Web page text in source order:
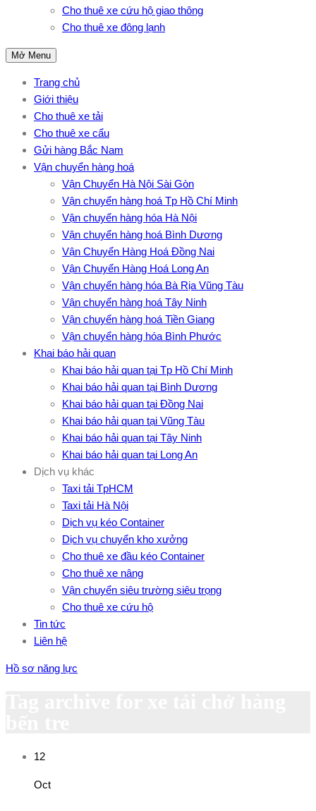
Cho thuê xe cứu hộ giao thông
Cho thuê xe đông lạnh
Mở Menu
Trang chủ
Giới thiệu
Cho thuê xe tải
Cho thuê xe cẩu
Gửi hàng Bắc Nam
Vận chuyển hàng hoá
Vận Chuyển Hà Nội Sài Gòn
Vận chuyển hàng hoá Tp Hồ Chí Minh
Vận chuyển hàng hóa Hà Nội
Vận chuyển hàng hoá Bình Dương
Vận Chuyển Hàng Hoá Đồng Nai
Vận Chuyển Hàng Hoá Long An
Vận chuyển hàng hóa Bà Rịa Vũng Tàu
Vận chuyển hàng hoá Tây Ninh
Vận chuyển hàng hoá Tiền Giang
Vận chuyển hàng hóa Bình Phước
Khai báo hải quan
Khai báo hải quan tại Tp Hồ Chí Minh
Khai báo hải quan tại Bình Dương
Khai báo hải quan tại Đồng Nai
Khai báo hải quan tại Vũng Tàu
Khai báo hải quan tại Tây Ninh
Khai báo hải quan tại Long An
Dịch vụ khác
Taxi tải TpHCM
Taxi tải Hà Nội
Dịch vụ kéo Container
Dịch vụ chuyển kho xưởng
Cho thuê xe đầu kéo Container
Cho thuê xe nâng
Vận chuyển siêu trường siêu trọng
Cho thuê xe cứu hộ
Tin tức
Liên hệ
Hồ sơ năng lực
12
Oct